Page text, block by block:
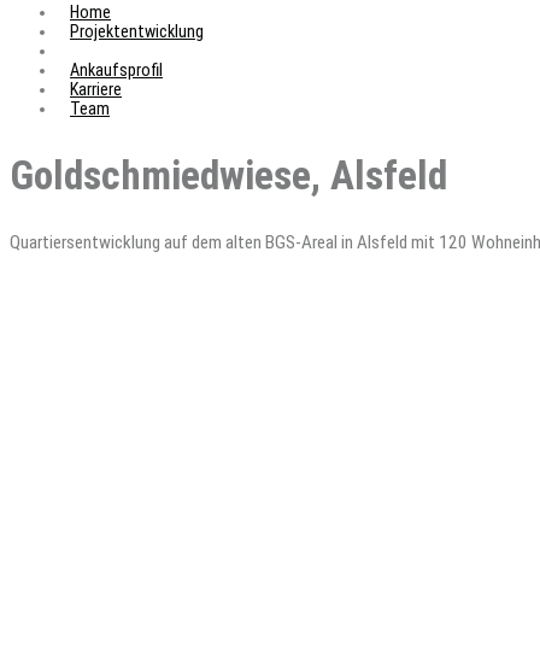
Home
Projektentwicklung
Ankaufsprofil
Karriere
Team
Goldschmiedwiese, Alsfeld
Quartiersentwicklung auf dem alten BGS-Areal in Alsfeld mit 120